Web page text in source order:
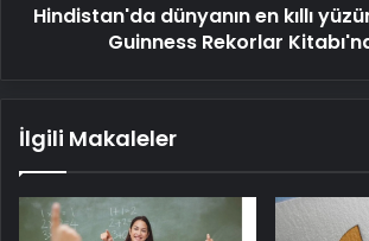
Kitabı'na
Hindistan'da dünyanın en kıllı
Guinness Rekorlar
İlgili Makaleler